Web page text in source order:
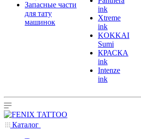
Запасные части
для тату
машинок
ink
Xtreme
ink
KOKKAI
Sumi
КРАСКА
ink
Intenze
ink
Каталог